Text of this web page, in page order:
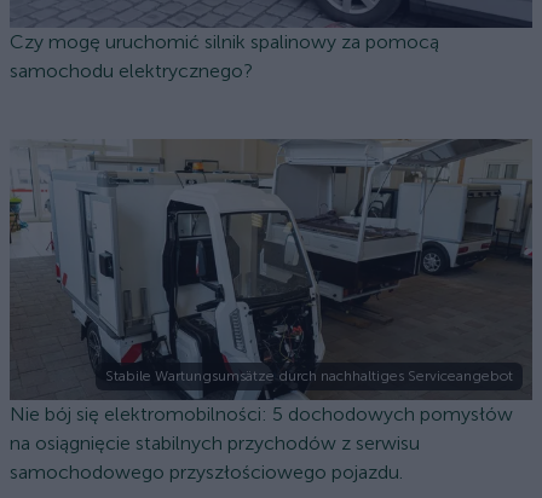
Czy mogę uruchomić silnik spalinowy za pomocą
samochodu elektrycznego?
Stabile Wartungsumsätze durch nachhaltiges Serviceangebot
Nie bój się elektromobilności: 5 dochodowych pomysłów
na osiągnięcie stabilnych przychodów z serwisu
samochodowego przyszłościowego pojazdu.